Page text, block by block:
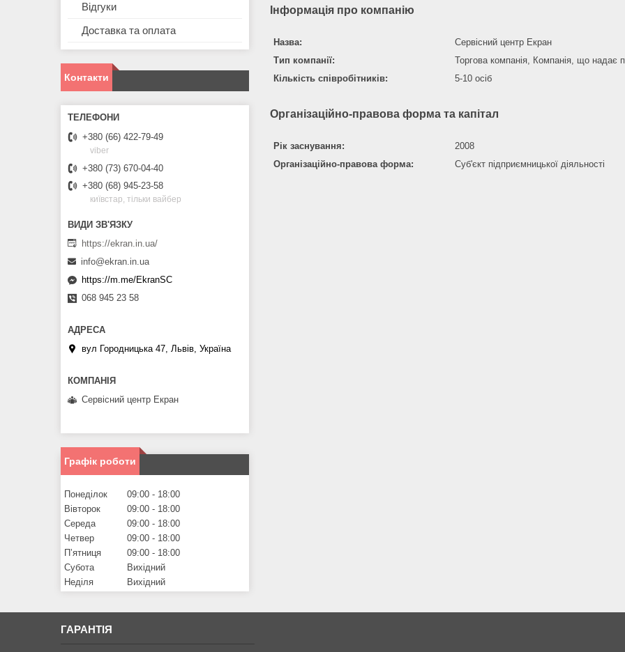
Інформація про компанію
Назва:
Сервісний центр Екран
Тип компанії:
Торгова компанія, Компанія, що надає
Кількість співробітників:
5-10 осіб
Організаційно-правова форма та капітал
Рік заснування:
2008
Організаційно-правова форма:
Суб'єкт підприємницької діяльності
Відгуки
Доставка та оплата
Контакти
+380 (66) 422-79-49
viber
+380 (73) 670-04-40
+380 (68) 945-23-58
київстар, тільки вайбер
https://ekran.in.ua/
info@ekran.in.ua
https://m.me/EkranSC
068 945 23 58
вул Городницька 47, Львів, Україна
Сервісний центр Екран
Графік роботи
Понеділок 09:00
18:00
Вівторок
09:00
18:00
Середа
09:00
18:00
Четвер
09:00
18:00
Пʼятниця
09:00
18:00
Субота
Вихідний
Неділя
Вихідний
ГАРАНТІЯ